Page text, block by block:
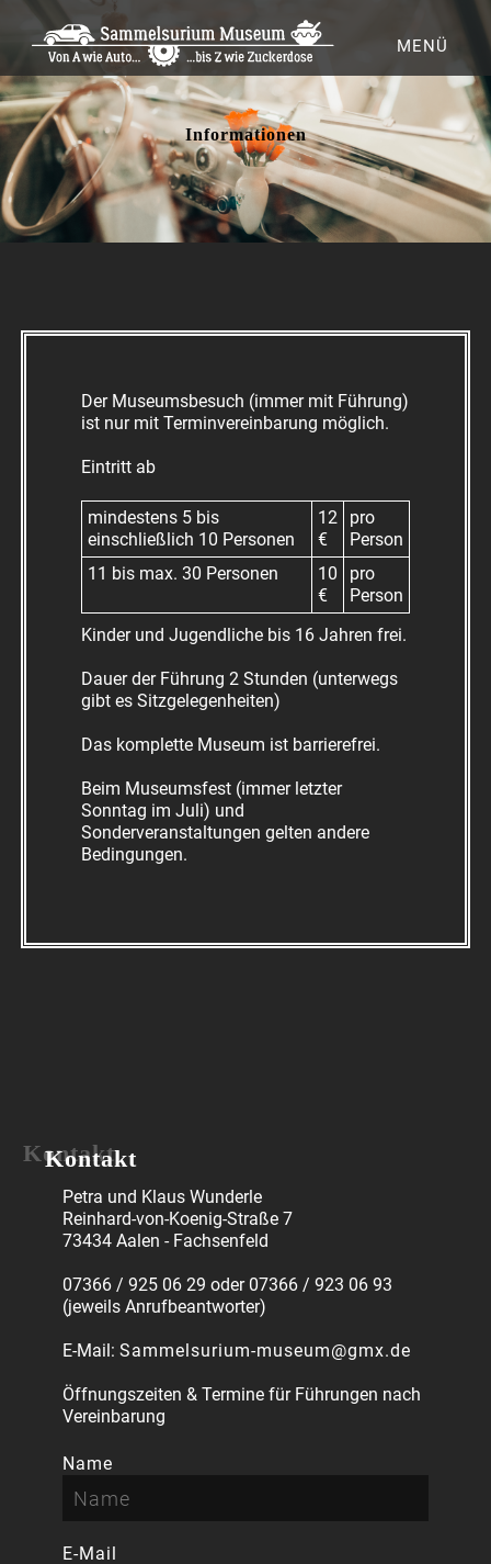
MENÜ
Informationen
Der Museumsbesuch (immer mit Führung)
ist nur mit Terminvereinbarung möglich.
Eintritt ab
mindestens 5 bis
einschließlich 10 Personen
12
€
pro
Person
11 bis max. 30 Personen
10
€
pro
Person
Kinder und Jugendliche bis 16 Jahren frei.
Dauer der Führung 2 Stunden (unterwegs
gibt es Sitzgelegenheiten)
Das komplette Museum ist barrierefrei.
Beim Museumsfest (immer letzter
Sonntag im Juli) und
Sonderveranstaltungen gelten andere
Bedingungen.
Kontakt
Petra und Klaus Wunderle
Reinhard-von-Koenig-Straße 7
73434 Aalen - Fachsenfeld
07366 / 925 06 29 oder 07366 / 923 06 93
(jeweils Anrufbeantworter)
E-Mail: Sammelsurium-museum@gmx.de
Öffnungszeiten & Termine für Führungen nach
Vereinbarung
Name
E-Mail